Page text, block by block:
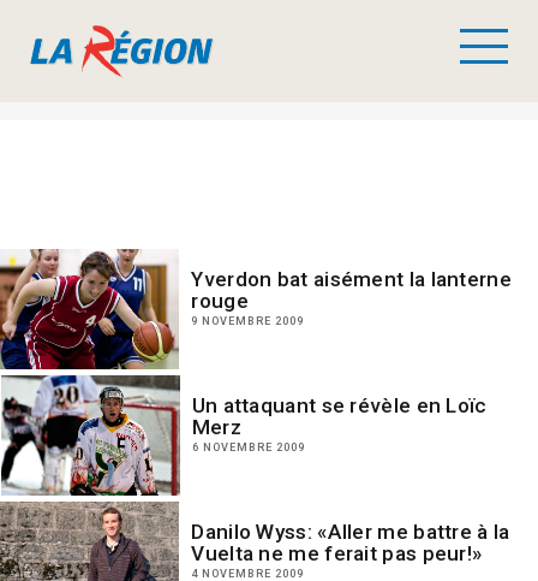
Yverdon bat aisément la lanterne
rouge
9 NOVEMBRE 2009
Un attaquant se révèle en Loïc
Merz
6 NOVEMBRE 2009
Danilo Wyss: «Aller me battre à la
Vuelta ne me ferait pas peur!»
4 NOVEMBRE 2009